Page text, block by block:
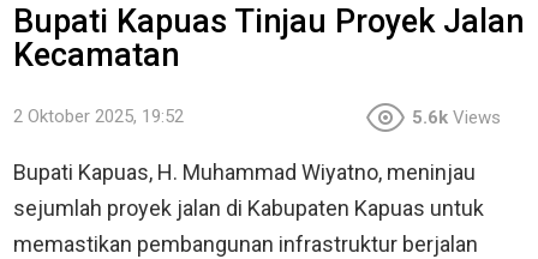
Bupati Kapuas Tinjau Proyek Jalan
Kecamatan
2 Oktober 2025, 19:52 5.6k Views
Bupati Kapuas, H. Muhammad Wiyatno, meninjau
sejumlah proyek jalan di Kabupaten Kapuas untuk
memastikan pembangunan infrastruktur berjalan